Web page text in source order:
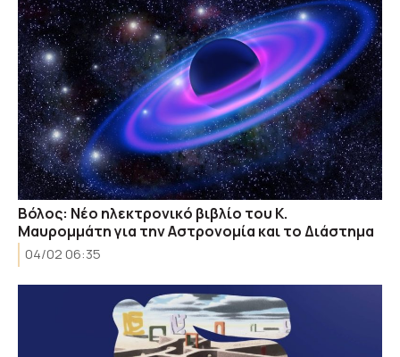
Βόλος: Νέο ηλεκτρονικό βιβλίο του Κ.
Μαυρομμάτη για την Αστρονομία και το Διάστημα
04/02 06:35